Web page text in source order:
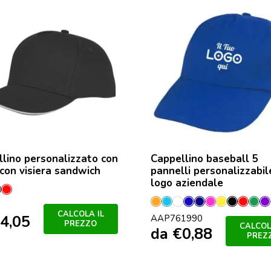
personalizzato con
visiera sandwich
Rosso
4,05
CALCOLA IL
PREZZO
Cappellino baseball 5
pannelli
logo aziendale
Arancione
Azzurro
Bianco
BluBlu
Scuro
Fucsia
Giallo
NeroRosso
AAP761990
da €0,88